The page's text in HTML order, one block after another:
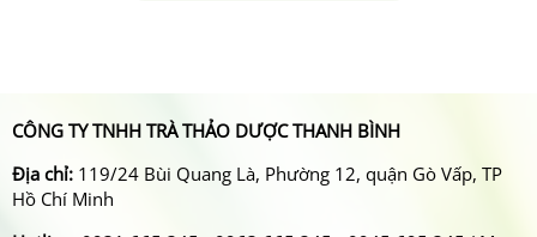
CÔNG TY TNHH TRÀ THẢO DƯỢC THANH BÌNH
Địa chỉ: 119/24 Bùi Quang Là, Phường 12, quận Gò Vấp, TP
Hồ Chí Minh